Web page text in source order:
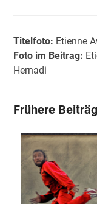
Titelfoto: Etienne
Foto im Beitrag:
Hernadi
Frühere